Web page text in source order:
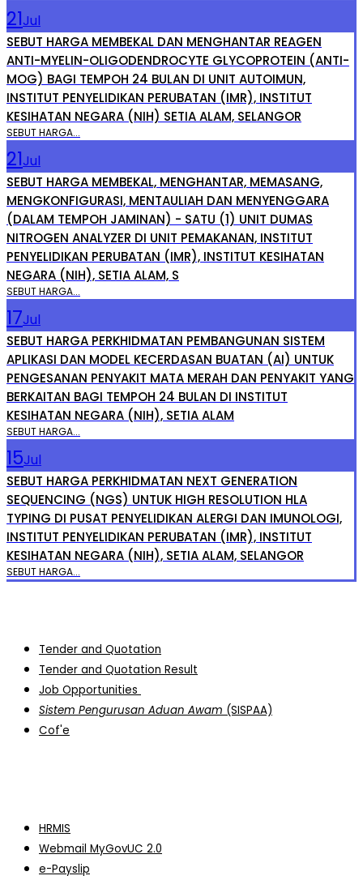
21Jul
SEBUT HARGA MEMBEKAL DAN MENGHANTAR REAGEN
ANTI-MYELIN-OLIGODENDROCYTE GLYCOPROTEIN (ANTI-
MOG) BAGI TEMPOH 24 BULAN DI UNIT AUTOIMUN,
INSTITUT PENYELIDIKAN PERUBATAN (IMR), INSTITUT
KESIHATAN NEGARA (NIH) SETIA ALAM, SELANGOR
SEBUT HARGA...
21Jul
SEBUT HARGA MEMBEKAL, MENGHANTAR, MEMASANG,
MENGKONFIGURASI, MENTAULIAH DAN MENYENGGARA
(DALAM TEMPOH JAMINAN) - SATU (1) UNIT DUMAS
NITROGEN ANALYZER DI UNIT PEMAKANAN, INSTITUT
PENYELIDIKAN PERUBATAN (IMR), INSTITUT KESIHATAN
NEGARA (NIH), SETIA ALAM, S
SEBUT HARGA...
17Jul
SEBUT HARGA PERKHIDMATAN PEMBANGUNAN SISTEM
APLIKASI DAN MODEL KECERDASAN BUATAN (AI) UNTUK
PENGESANAN PENYAKIT MATA MERAH DAN PENYAKIT YANG
BERKAITAN BAGI TEMPOH 24 BULAN DI INSTITUT
KESIHATAN NEGARA (NIH), SETIA ALAM
SEBUT HARGA...
15Jul
SEBUT HARGA PERKHIDMATAN NEXT GENERATION
SEQUENCING (NGS) UNTUK HIGH RESOLUTION HLA
TYPING DI PUSAT PENYELIDIKAN ALERGI DAN IMUNOLOGI,
INSTITUT PENYELIDIKAN PERUBATAN (IMR), INSTITUT
KESIHATAN NEGARA (NIH), SETIA ALAM, SELANGOR
SEBUT HARGA...
Tender and Quotation
Tender and Quotation Result
Job Opportunities
Sistem Pengurusan Aduan Awam (SISPAA)
Cof'e
HRMIS
Webmail MyGovUC 2.0
e-Payslip